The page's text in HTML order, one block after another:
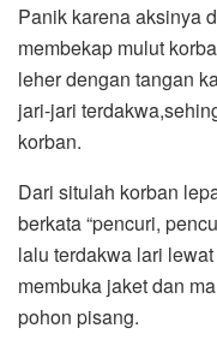
Panik karena aksinya
membekap mulut
leher dengan tangan
jari-jari
korban.
Dari situlah korban
berkata “pencuri,
lalu terdakwa lari
membuka jaket dan
pohon pisang.